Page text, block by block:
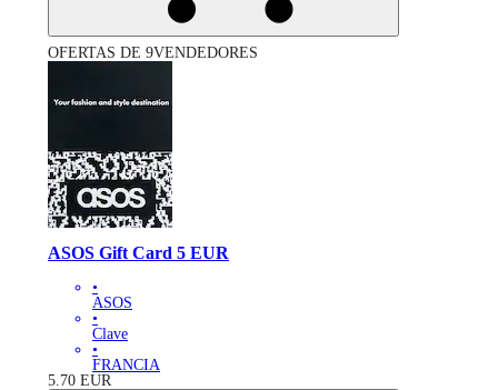
OFERTAS DE 9VENDEDORES
ASOS Gift Card 5 EUR
•
ASOS
•
Clave
•
FRANCIA
5.70 EUR